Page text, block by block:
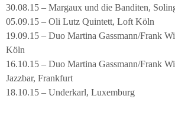
30.08.15 – Margaux und die Banditen,
05.09.15 – Oli Lutz Quintett, Loft Köln
19.09.15 – Duo Martina Gassmann/Frank
Köln
16.10.15 – Duo Martina Gassmann/Frank
Jazzbar, Frankfurt
18.10.15 – Underkarl, Luxemburg